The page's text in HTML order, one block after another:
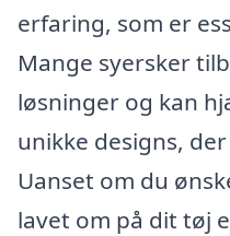
erfaring, som er
Mange syersker
løsninger og kan
unikke designs,
Uanset om du
lavet om på dit tøj